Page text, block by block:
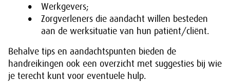
Werkgevers;
Zorgverleners die aandacht willen besteden
aan de werksituatie van hun patiënt/cliënt.
Behalve tips en aandachtspunten bieden de
handreikingen ook een overzicht met suggesties bij wie
je terecht kunt voor eventuele hulp.